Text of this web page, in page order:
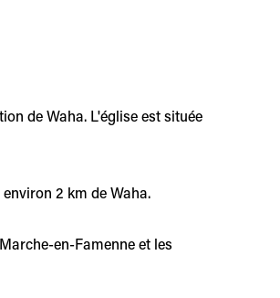
de Waha. L'église est située
2 km de Waha.
en-Famenne et les